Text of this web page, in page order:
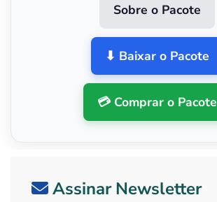
Sobre o Pacote
⬇ Baixar o Pacote
💳 Comprar o Pacote
Assinar Newsletter